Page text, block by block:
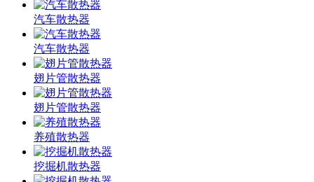
汽车散热器
汽车散热器
翅片管散热器
翅片管散热器
养殖散热器
挖掘机散热器